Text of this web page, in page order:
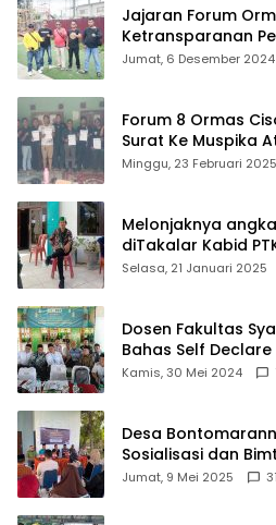
Jajaran Forum
Ketransparanan
Damkar Di
Jumat, 6 Desember 2024
Forum 8 Ormas
Surat Ke Muspika
Matel di Cisoka
Minggu, 23 Februari 2025
Melonjaknya
diTakalar Kabid
angkat bicara
Selasa, 21 Januari 2025
Dosen Fakultas
Bahas Self
Ijtima Ulama MUI
Kamis, 30 Mei 2024
Desa
Sosialisasi dan
ID
Jumat, 9 Mei 2025 31